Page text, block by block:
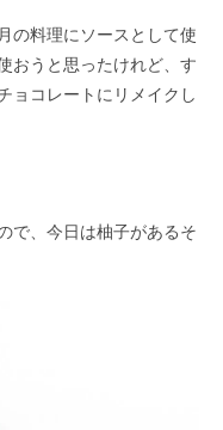
の料理にソースとして使
おうと思ったけれど、す
ョコレートにリメイクし
で、今日は柚子があるそ